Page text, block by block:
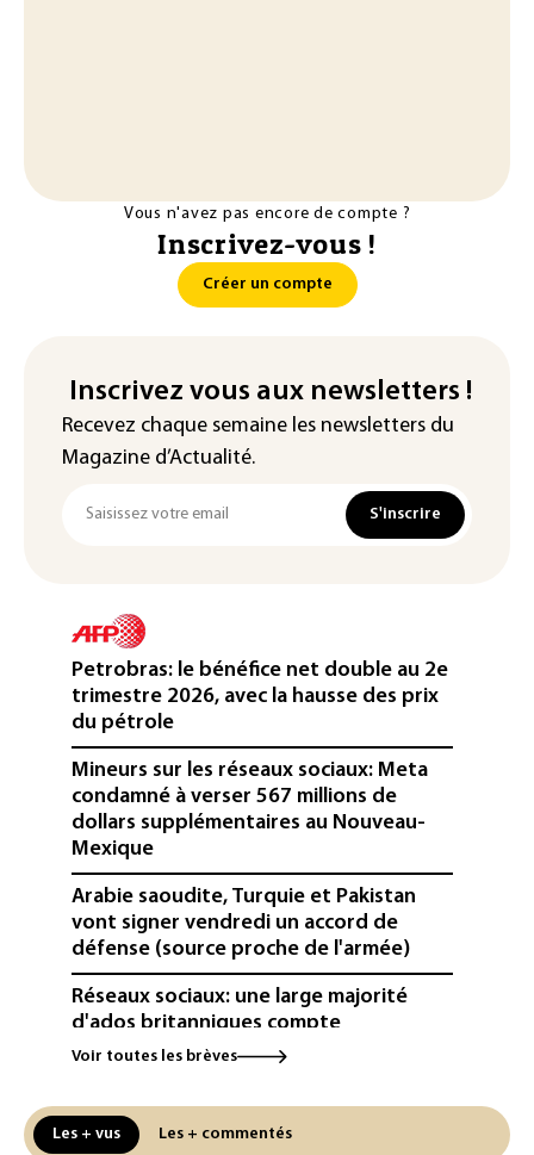
Vous n'avez pas encore de compte ?
Inscrivez-vous !
Créer un compte
Inscrivez vous aux newsletters !
Recevez chaque semaine les newsletters du
Magazine d’Actualité.
S'inscrire
Petrobras: le bénéfice net double au 2e
trimestre 2026, avec la hausse des prix
du pétrole
Mineurs sur les réseaux sociaux: Meta
condamné à verser 567 millions de
dollars supplémentaires au Nouveau-
Mexique
Arabie saoudite, Turquie et Pakistan
vont signer vendredi un accord de
défense (source proche de l'armée)
Réseaux sociaux: une large majorité
d'ados britanniques compte
contourner le couvre-feu (sondage)
un matériau clé dominé par la Chine
Voir toutes les brèves
Les + vus Les + commentés